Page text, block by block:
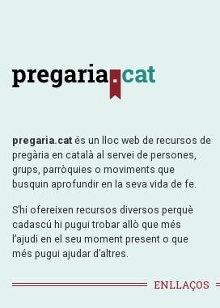
pregaria.cat és un lloc web de recursos de
pregària en català al servei de persones,
grups, parròquies o moviments que
busquin aprofundir en la seva vida de fe.
S’hi ofereixen recursos diversos perquè
cadascú hi pugui trobar allò que més
l’ajudi en el seu moment present o que
més pugui ajudar d’altres.
ENLLAÇOS